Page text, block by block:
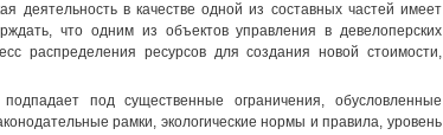
деятельность в качестве одной из составных частей имеет
что одним из объектов управления в девелоперских
распределения ресурсов для создания новой стоимости,
под существенные ограничения, обусловленные
рамки, экологические нормы и правила, уровень